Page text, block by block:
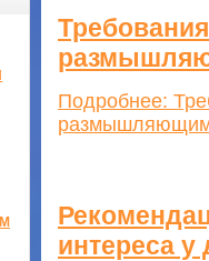
Подробнее:
интереса у